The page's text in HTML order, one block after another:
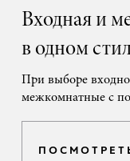
Входная и
в одном
При выборе
межкомнатные с